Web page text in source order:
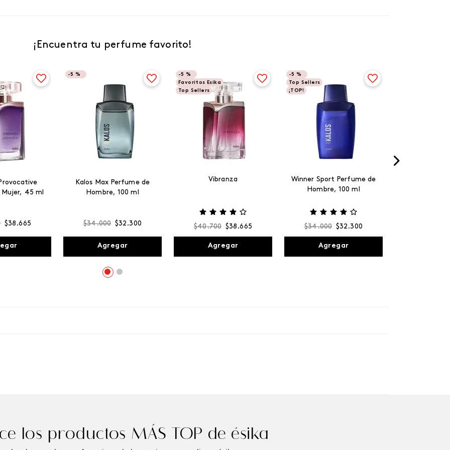
¡Encuentra tu perfume favorito!
45 ml
$38 .665
-5 %
Kalos Max Perfume de
Hombre, 100 ml
$34.000 $32 .300
Agregar
-5 %
Favoritos Esika
Top Sellers
Vibranza
$40.700 $38 .665
Agregar
-5 %
Top Sellers
¡TOP!
Winner Sport Perfume de
Hombre, 100 ml
$34.000 $32 .300
Agregar
los productos MÁS TOP de ésika